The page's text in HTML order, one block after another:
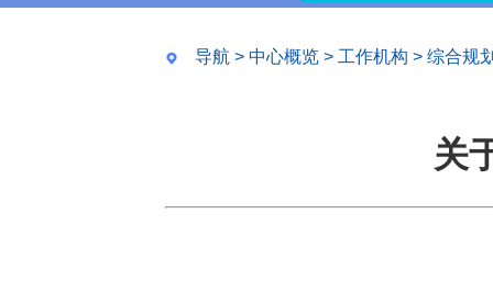
导航 > 中心概览 > 工作机构 > 综合规
关